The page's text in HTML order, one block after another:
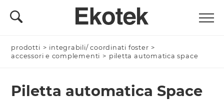
prodotti > integrabili/ coordinati foster >
accessori e complementi > piletta automatica space
Piletta automatica Space
Nominativo *
Azienda/Privato *